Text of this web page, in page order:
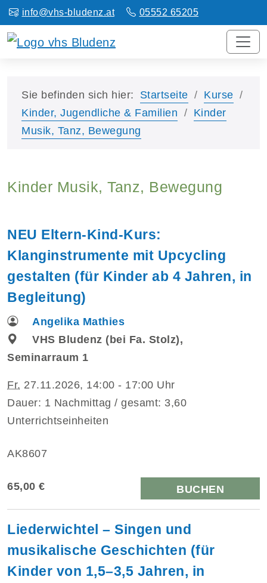
info@vhs-bludenz.at 05552 65205
Sie befinden sich hier: Startseite
Kurse
Kinder, Jugendliche & Familien
Kinder
Musik, Tanz, Bewegung
Kinder Musik, Tanz, Bewegung
NEU Eltern-Kind-Kurs:
Klanginstrumente mit Upcycling
gestalten (für Kinder ab 4 Jahren, in
Begleitung)
Angelika Mathies
VHS Bludenz (bei Fa. Stolz),
Seminarraum 1
Fr. 27.11.2026, 14:00 - 17:00 Uhr
Dauer: 1 Nachmittag / gesamt: 3,60
Unterrichtseinheiten
AK8607
65,00 € BUCHEN
Liederwichtel – Singen und
musikalische Geschichten (für
Kinder von 1,5–3,5 Jahren, in